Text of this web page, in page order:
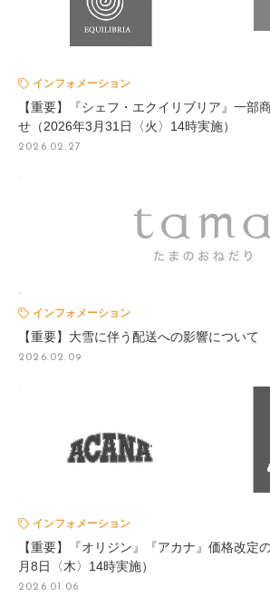
インフォメーション
【重要】『シェフ・エクイリブリア』一部
せ（2026年3月31日〈火〉14時実施）
2026.02.27
インフォメーション
【重要】大雪に伴う配送への影響について
2026.02.09
インフォメーション
【重要】『オリジン』『アカナ』価格改定
月8日〈木〉14時実施）
2026.01.06